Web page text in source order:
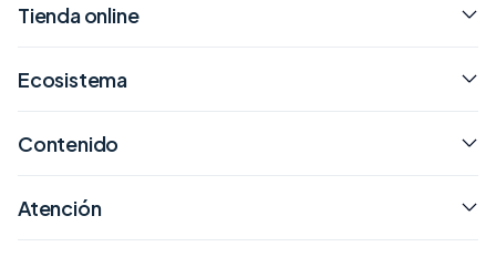
Tienda online
Ecosistema
Contenido
Atención